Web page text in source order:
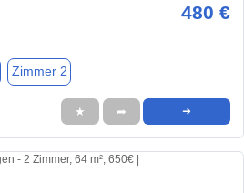
480 €
Zimmer 2
★ ➦ ➜